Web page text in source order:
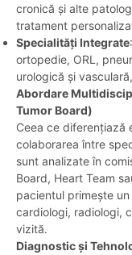
cronică și alte
tratament
Specialități Integrate
ortopedie, ORL,
urologică și
Abordare
Tumor Board)
Ceea ce diferențiază
colaborarea între
sunt analizate în
Board, Heart Team
pacientul primește
cardiologi, radiologi,
vizită.
Diagnostic și